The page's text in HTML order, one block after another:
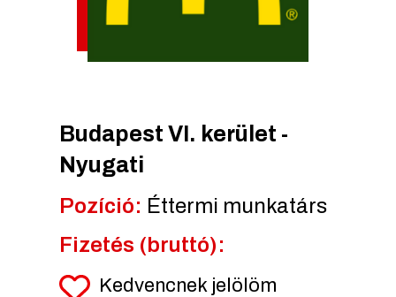
Budapest VI. kerület -
Nyugati
Pozíció: Éttermi munkatárs
Fizetés (bruttó):
Kedvencnek jelölöm